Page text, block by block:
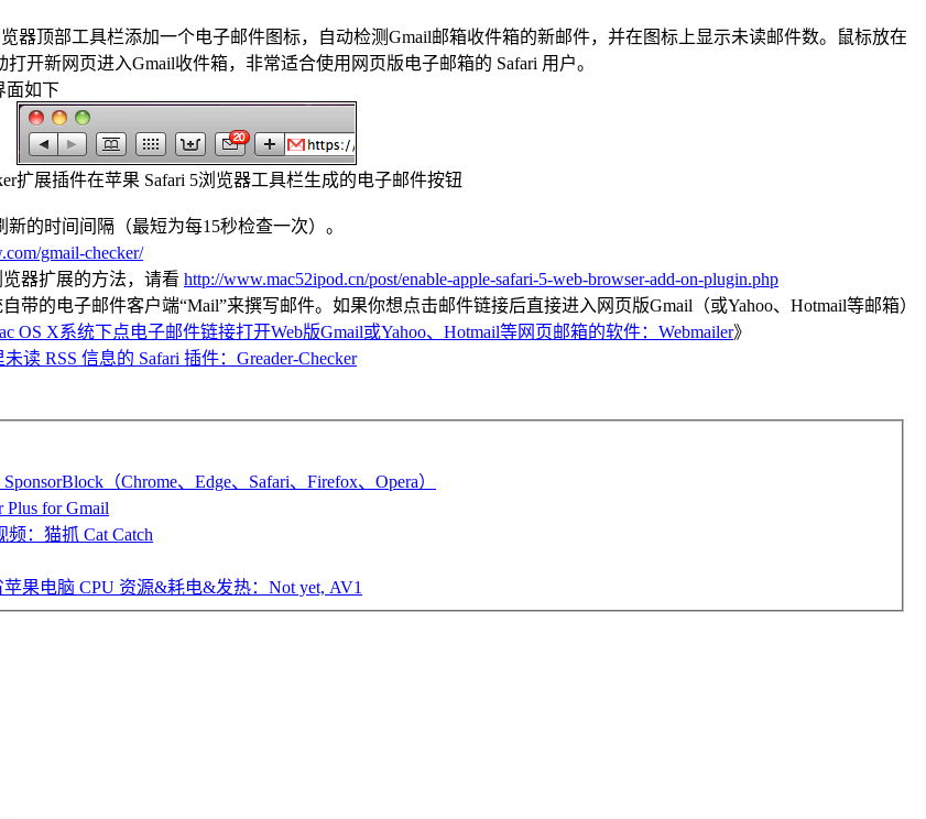
器顶部工具栏添加一个电子邮件图标，自动检测Gmail邮箱收件箱的新邮件，并在图标上显示未读邮件数。鼠标放在
开新网页进入Gmail收件箱，非常适合使用网页版电子邮箱的 Safari 用户。
面如下
扩展插件在苹果 Safari 5浏览器工具栏生成的电子邮件按钮
的时间间隔（最短为每15秒检查一次）。
gmail-checker/
器扩展的方法，请看 http://www.mac52ipod.cn/post/enable-apple-safari-5-web-browser-add-on-plugin.php
的电子邮件客户端“Mail”来撰写邮件。如果你想点击邮件链接后直接进入网页版Gmail（或Yahoo、Hotmail等邮箱）
OS X系统下点电子邮件链接打开Web版Gmail或Yahoo、Hotmail等网页邮箱的软件：Webmailer》
读 RSS 信息的 Safari 插件：Greader-Checker
（Chrome、Edge、Safari、Firefox、Opera）
for Gmail
：猫抓 Cat Catch
果电脑 CPU 资源&耗电&发热：Not yet, AV1